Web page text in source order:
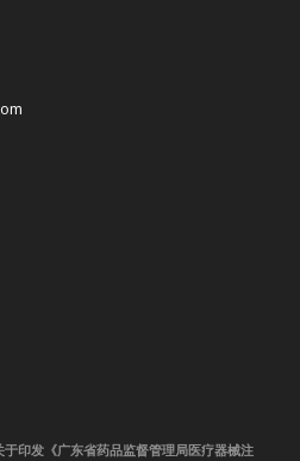
印发《广东省药品监督管理局医疗器械注